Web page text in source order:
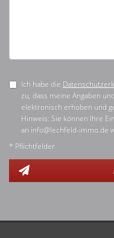
Ich habe die
zu, dass meine Angaben
elektronisch erhoben und
Hinweis: Sie können Ihre
an info@lechfeld-immo.de
* Pflichtfelder